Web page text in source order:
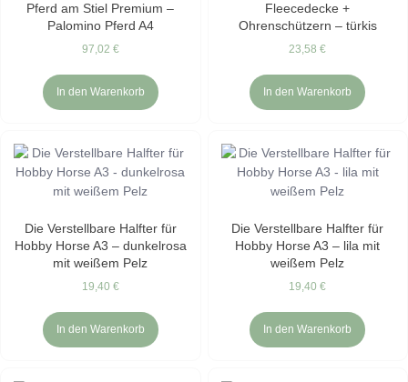
Pferd am Stiel Premium –
Palomino Pferd A4
97,02 €
In den Warenkorb
Fleecedecke +
Ohrenschützern – türkis
23,58€
In den Warenkorb
Die Verstellbare Halfter für
Hobby Horse A3 – dunkelrosa
mit weißem Pelz
19,40 €
In den Warenkorb
Die Verstellbare Halfter für
Hobby Horse A3 – lila mit
weißem Pelz
19,40€
In den Warenkorb